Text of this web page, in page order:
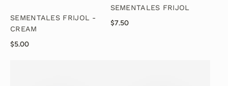
SEMENTALES FRIJOL -
CREAM
$5.00
SEMENTALES FRIJOL
$7.50